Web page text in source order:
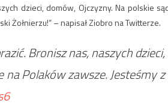
dzieci, domów, Ojczyzny. Na polskie
Żołnierzu!” – napisał Ziobro na Twitterze.
Bronisz nas, naszych dzieci,
na Polaków zawsze. Jesteśmy z